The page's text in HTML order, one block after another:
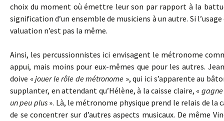
choix du moment où émettre leur son par rapport à la
signification d’un ensemble de musiciens à un autre. Si
valuation n’est pas la même.
Ainsi, les percussionnistes ici envisagent le métronome
appui, mais moins pour eux-mêmes que pour les autres.
doive «jouer le rôle de métronome », qui ici s’apparente au
supplanter, en attendant qu’Hélène, à la caisse claire, «
un peu plus». Là, le métronome physique prend le relais de la
de se concentrer sur d’autres aspects musicaux. De même